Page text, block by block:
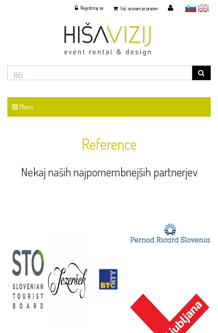
slovensko
English
Vaš seznam je prazen
Registriraj se
Menu
Reference
Nekaj naših najpomembnejših partnerjev